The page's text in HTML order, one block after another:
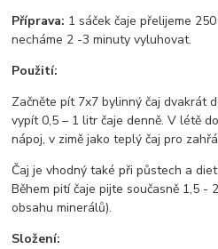
Příprava: 1 sáček čaje přelijeme
necháme 2 -3 minuty vyluhovat.
Použití:
Začněte pít 7x7 bylinný čaj dvakrát
vypít 0,5 – 1 litr čaje denně. V létě
nápoj, v zimě jako teplý čaj pro
Čaj je vhodný také při půstech a
Během pití čaje pijte současně 1,5 -
obsahu minerálů).
Složení: